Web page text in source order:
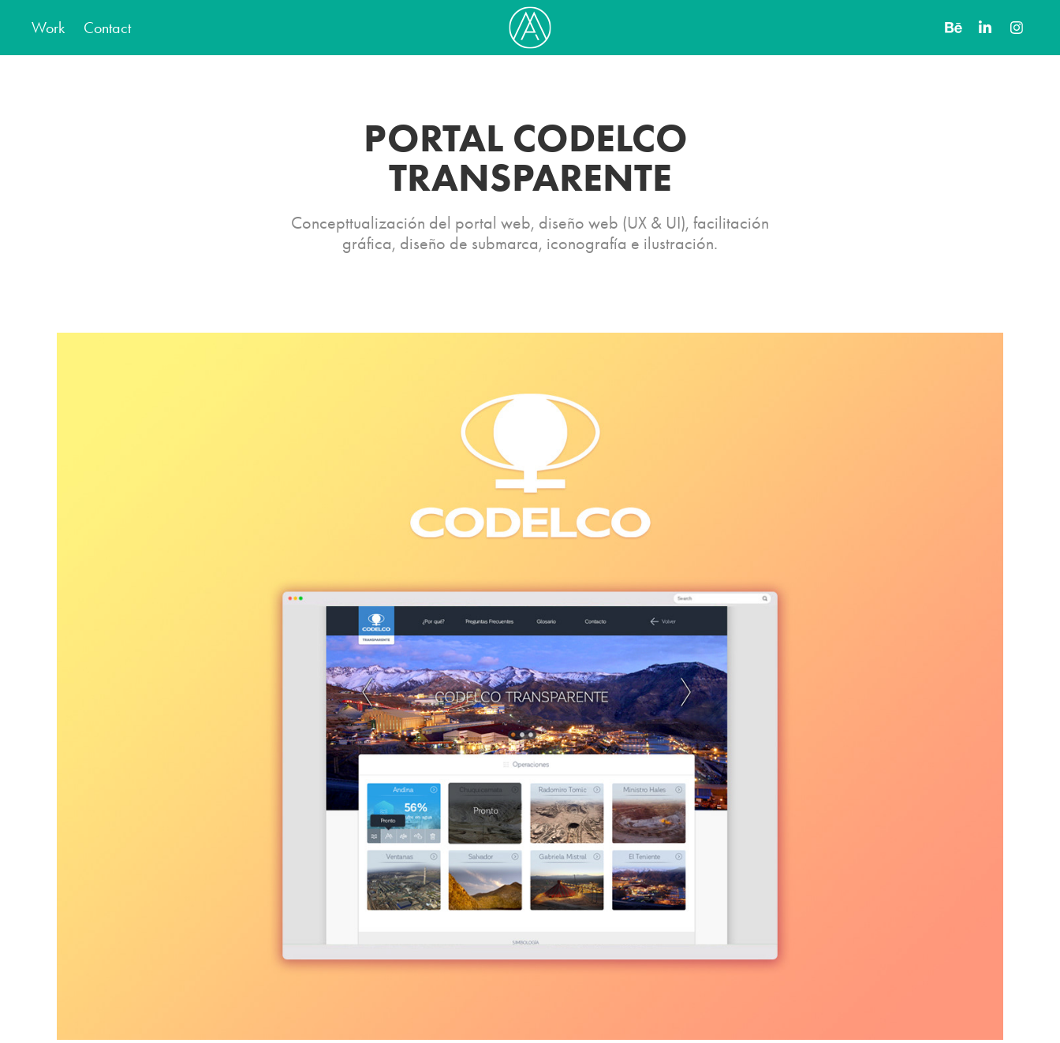
Work Contact
PORTAL CODELCO
TRANSPARENTE
Concepttualización del portal web, diseño web (UX & UI), facilitación
gráfica, diseño de submarca, iconografía e ilustración.